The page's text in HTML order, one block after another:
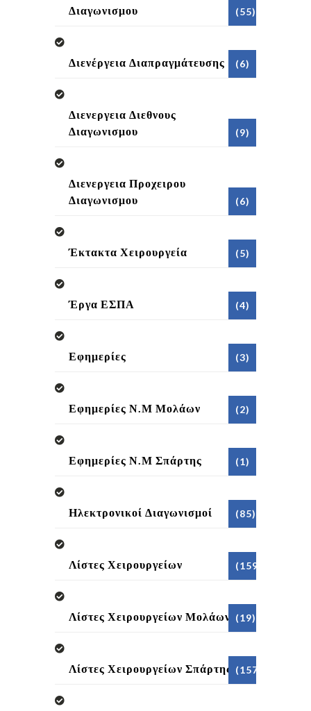
Διαγωνισμου (55)
Διενέργεια Διαπραγμάτευσης (6)
Διενεργεια Διεθνους
Διαγωνισμου
(9)
Διενεργεια Προχειρου
Διαγωνισμου
(6)
Έκτακτα Χειρουργεία (5)
Έργα ΕΣΠΑ (4)
Εφημερίες (3)
Εφημερίες Ν.Μ Μολάων (2)
Εφημερίες Ν.Μ Σπάρτης (1)
Ηλεκτρονικοί Διαγωνισμοί (85)
Λίστες Χειρουργείων (159)
Λίστες Χειρουργείων Μολάων (19)
Λίστες Χειρουργείων Σπάρτης (157)